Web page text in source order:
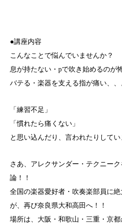
●講座内容
こんなことで悩んでいませんか？
息が持たない・pで吹き始めるのが
バテる・楽器を支える指が痛い、、
「練習不足」
「慣れたら痛くない」
と思い込んだり、言われたりしてい
さあ、アレクサンダー・テクニー
論！！
全国の楽器愛好者・吹奏楽部員に
が、再び奈良県大和高田へ！！
場所は、大阪・和歌山・三重・京